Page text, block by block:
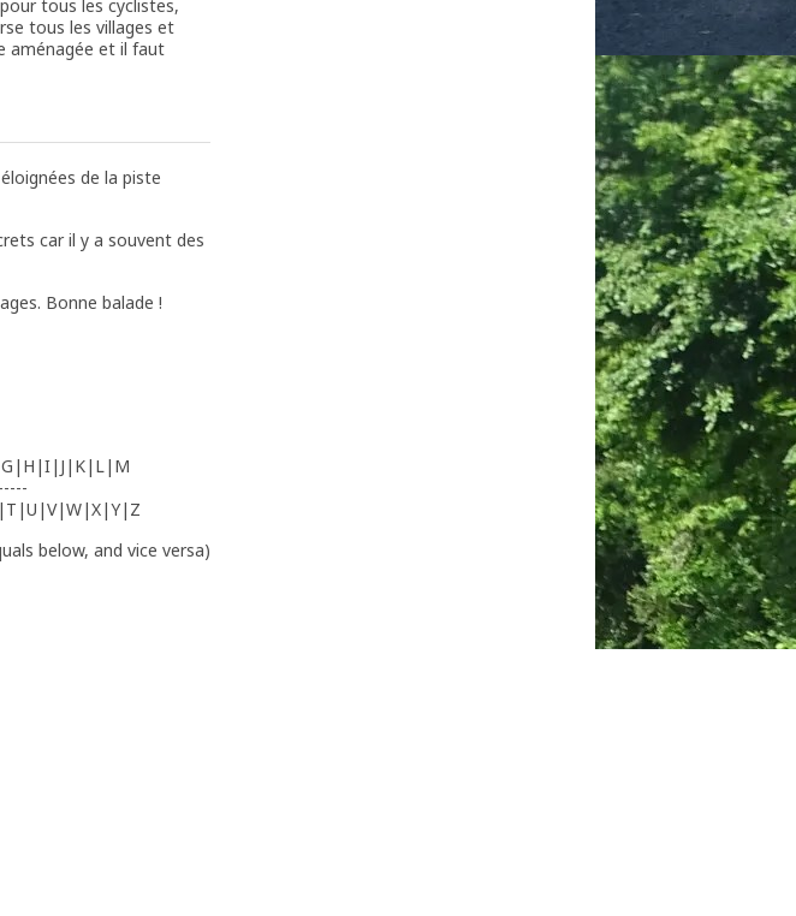
tous les cyclistes,
tous les villages et
aménagée et il faut
de la piste
car il y a souvent des
Bonne balade !
below, and vice versa)